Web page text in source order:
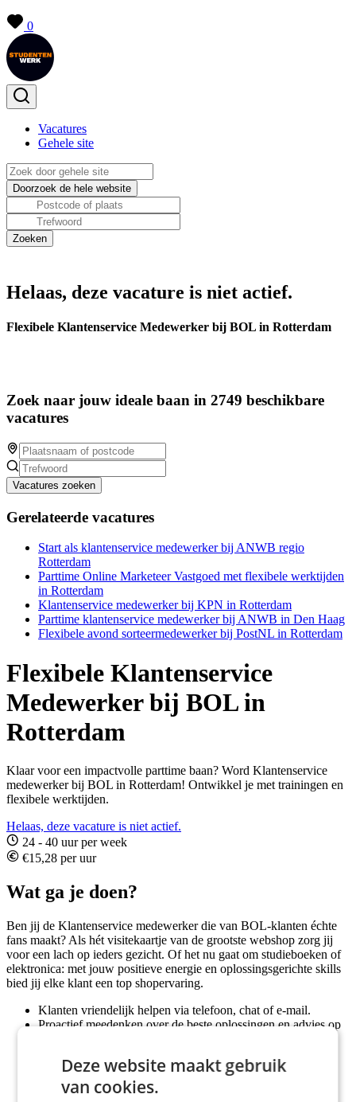
0
Vacatures
Gehele site
Helaas, deze vacature is niet actief.
Flexibele Klantenservice Medewerker bij BOL in Rotterdam
Zoek naar jouw ideale baan in 2749 beschikbare
vacatures
Vacatures zoeken
Gerelateerde vacatures
Start als klantenservice medewerker bij ANWB regio
Rotterdam
Parttime Online Marketeer Vastgoed met flexibele werktijden
in Rotterdam
Klantenservice medewerker bij KPN in Rotterdam
Parttime klantenservice medewerker bij ANWB in Den Haag
Flexibele avond sorteermedewerker bij PostNL in Rotterdam
Flexibele Klantenservice
Medewerker bij BOL in
Rotterdam
Klaar voor een impactvolle parttime baan? Word Klantenservice
medewerker bij BOL in Rotterdam! Ontwikkel je met trainingen en
flexibele werktijden.
Helaas, deze vacature is niet actief.
24 - 40 uur per week
€15,28 per uur
Wat ga je doen?
Ben jij de Klantenservice medewerker die van BOL-klanten échte
fans maakt? Als hét visitekaartje van de grootste webshop zorg jij
voor een lach op ieders gezicht. Of het nu gaat om studieboeken of
elektronica: met jouw positieve energie en oplossingsgerichte skills
bied jij elke klant een top shopervaring.
Klanten vriendelijk helpen via telefoon, chat of e-mail.
Proactief meedenken over de beste oplossingen en advies op
afwikkeling.
Verbeterpunten spotten en deze delen met je team.
Deze website maakt gebruik
van cookies.